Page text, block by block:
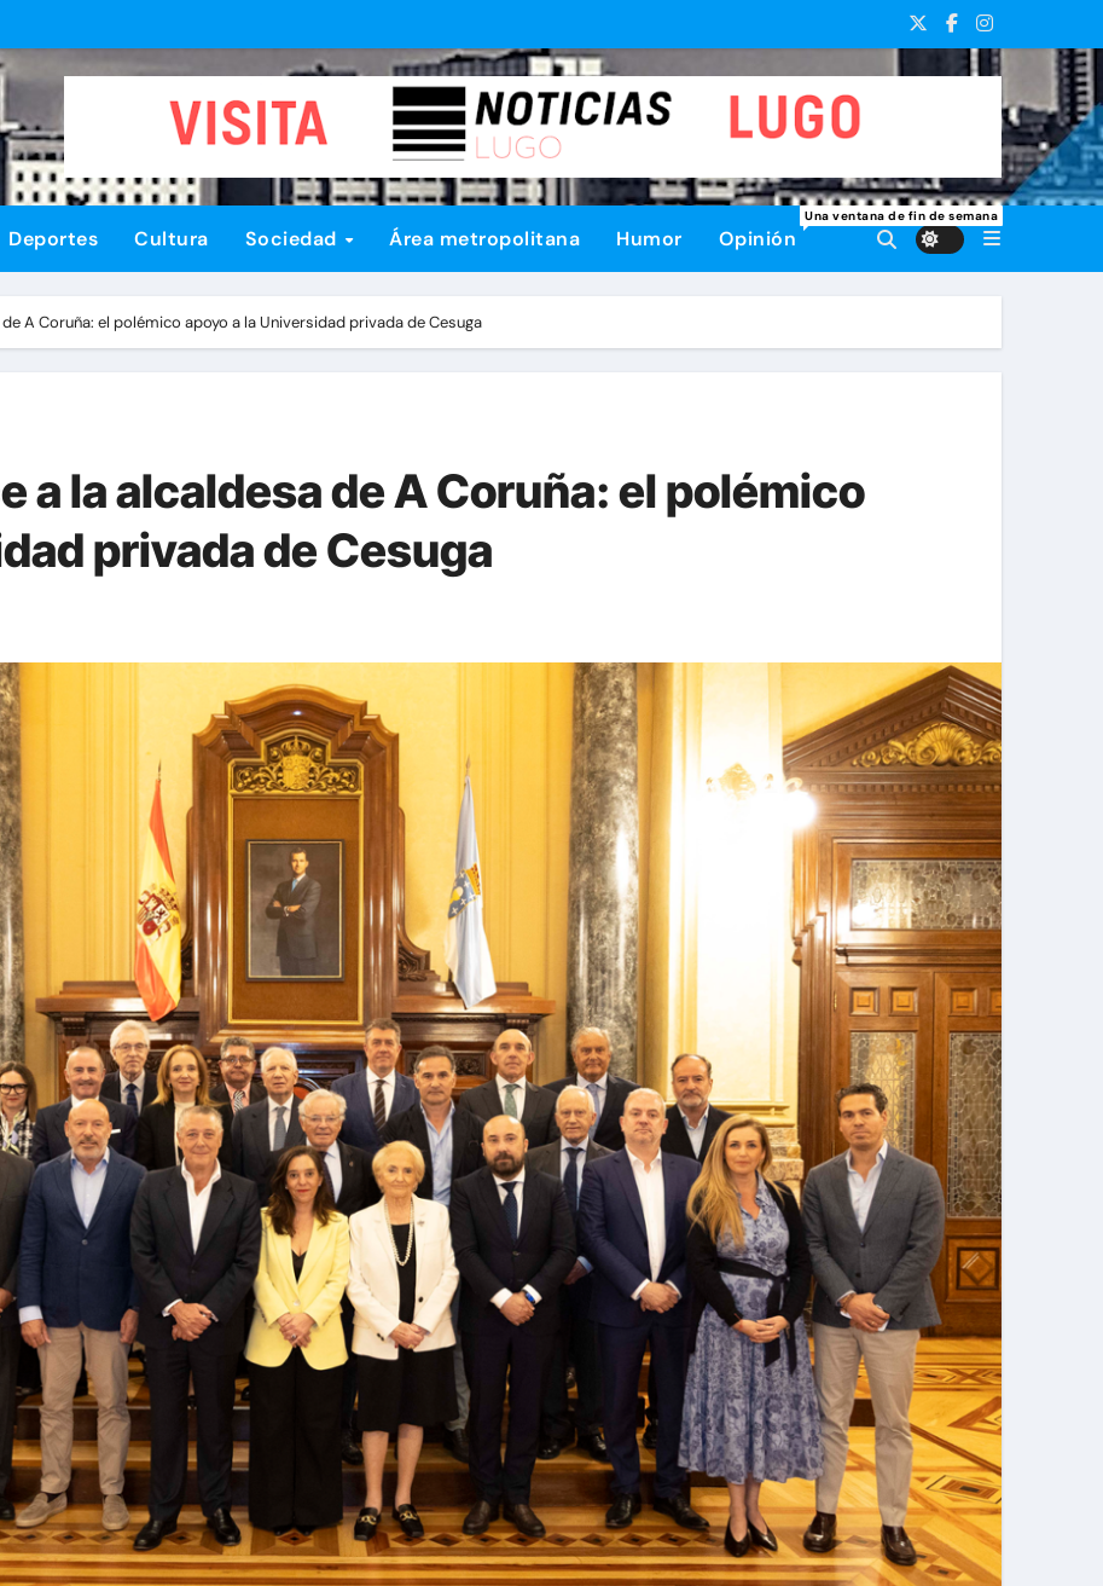
Deportes Cultura Sociedad Área metropolitana Humor Opinión
Una ventana de fin de semana
A Coruña: el polémico apoyo a la Universidad privada de Cesuga
a la alcaldesa de A Coruña: el polémico
privada de Cesuga